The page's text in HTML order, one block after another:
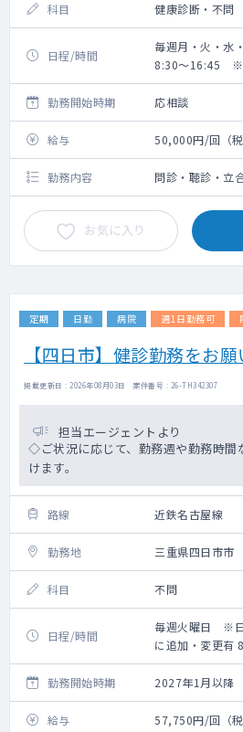
科目 健康診断・不問
日程/時間
毎週月・火・
8:30～16:45 ※
勤務開始時期 応相談
給与 50,000円/回（税
勤務内容 問診・聴診・立
お気に入り
定期 日勤 病院 週1日勤務可
【四日市】健診勤務をお
掲載更新日 : 2026年08月03日 案件番号 : 26-TH342307
担当エージェントより
◇ご状況に応じて、勤務週や勤務時間
けます。
路線 近鉄名古屋線
勤務地 三重県四日市市
科目 不問
日程/時間
毎週火曜日 ※日
に追加・変更
り変動有
勤務開始時期
2027年1月以降
給与 57,750円/回（税